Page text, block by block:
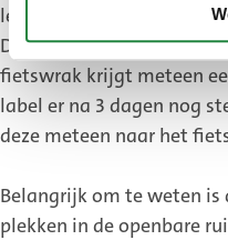
lekke banden en soms
Deze fietsen noemen wij
fietswrak krijgt meteen
label er na 3 dagen nog
deze meteen naar het
Belangrijk om te weten
plekken in de openbare